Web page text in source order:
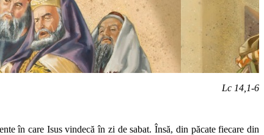
Lc 14,1-6
în care Isus vindecă în zi de sabat. Însă, din păcate fiecare din